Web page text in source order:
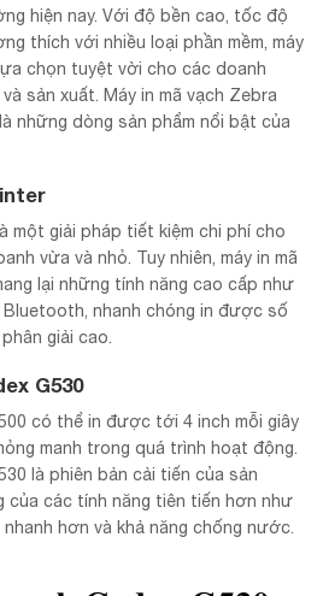
hiện nay. Với độ bền cao, tốc độ
thích với nhiều loại phần mềm, máy
chọn tuyệt vời cho các doanh
sản xuất. Máy in mã vạch Zebra
những dòng sản phẩm nổi bật của
một giải pháp tiết kiệm chi phí cho
vừa và nhỏ. Tuy nhiên, máy in mã
lại những tính năng cao cấp như
Bluetooth, nhanh chóng in được số
giải cao.
G530
có thể in được tới 4 inch mỗi giây
manh trong quá trình hoạt động.
là phiên bản cải tiến của sản
của các tính năng tiên tiến hơn như
hơn và khả năng chống nước.